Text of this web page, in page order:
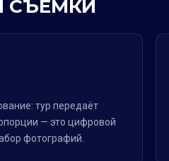
СЪЁМКИ
тур передаёт
— это цифровой
фотографий.